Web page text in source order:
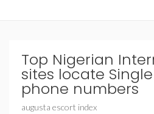
Top Nigerian
sites locate Single
phone numbers
augusta escort index